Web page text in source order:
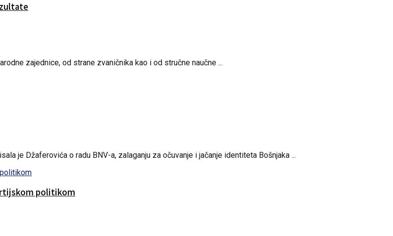
zajednice, od strane zvaničnika kao i od stručne naučne ...
je Džaferovića o radu BNV-a, zalaganju za očuvanje i jačanje identiteta Bošnjaka ...
politikom